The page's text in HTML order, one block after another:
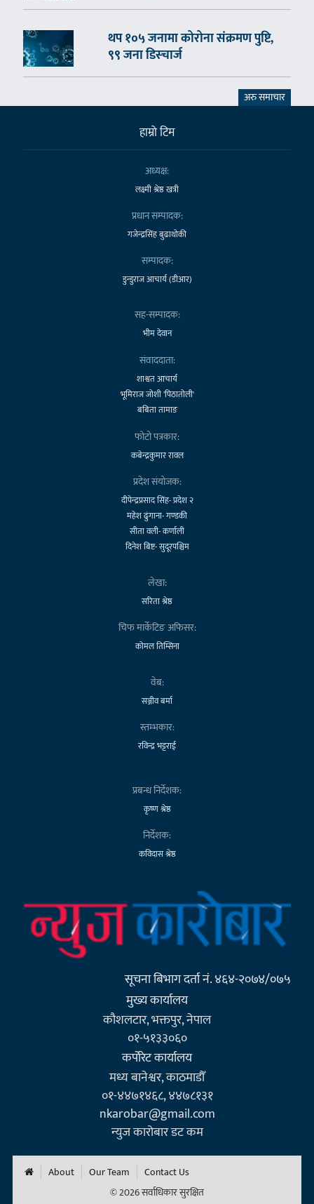
थप १०५ जनामा कोरोना संक्रमण पुष्टि,
९९ जना डिस्चार्ज
अरु समाचार
हाम्राे टिम
अध्यक्ष:
लक्ष्मी श्रेष्ठ खत्री
प्रधान सम्पादक:
गजेन्द्रसिंह बुढाथोकी
सम्पादक:
डुन्डुराज आचार्य (डीआर)
सह-सम्पादक:
भीम देवान
संवाददाता:
शाश्वत आचार्य
भूमिराज जोशी 'पिठातोली'
बबिता तामाङ
फोटो पत्रकार:
कबेन्द्रकुमार रावल
प्रदेश संयोजक:
दीपेन्द्रप्रसाद सिंह- प्रदेश २
महेश ढुंगाना- गण्डकी
सीता वली- कर्णाली
दिनेश बिष्ट- सुदूरपश्चिम
लेखा:
सरिता श्रेष्ठ
चिफ मार्केटिङ अफिसर:
कोमल तिम्सिना
वेब:
सञ्जीव बर्मा
स्तम्भकार:
रविन्द्र भट्टराई
प्रबन्ध निर्देशक:
कृष्ण श्रेष्ठ
निर्देशक:
कविदास श्रेष्ठ
सूचना बिभाग दर्ता नं. ४६४-२०७४/०७५
मुख्य कार्यालय
कौशलटार, भक्तपुर, नेपाल
०१-५१३३०६०
कर्पाेरेट कार्यालय
मध्य बानेश्वर, काठमाडौँ
०१-४४७१४६८, ४४७८१३१
nkarobar@gmail.com
न्युज कारोबार डट कम
About Our Team
Contact Us
© 2026 सर्वाधिकार सुरक्षित